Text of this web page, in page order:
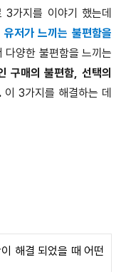
가지를 이야기 했는데
유저가 느끼는 불편함을
다양한 불편함을 느끼는
구매의 불편함, 선택의
이 3가지를 해결하는 데
해결 되었을 때 어떤